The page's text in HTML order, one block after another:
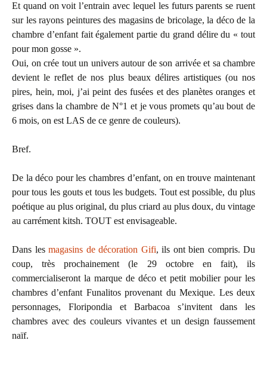
Et quand on voit l’entrain avec lequel les futurs parents se ruent
sur les rayons peintures des magasins de bricolage, la déco de la
chambre d’enfant fait également partie du grand délire du « tout
pour mon gosse ».
Oui, on crée tout un univers autour de son arrivée et sa chambre
devient le reflet de nos plus beaux délires artistiques (ou nos
pires, hein, moi, j’ai peint des fusées et des planètes oranges et
grises dans la chambre de N°1 et je vous promets qu’au bout de
6 mois, on est LAS de ce genre de couleurs).
Bref.
De la déco pour les chambres d’enfant, on en trouve maintenant
pour tous les gouts et tous les budgets. Tout est possible, du plus
poétique au plus original, du plus criard au plus doux, du vintage
au carrément kitsh. TOUT est envisageable.
Dans les magasins de décoration Gifi, ils ont bien compris. Du
coup, très prochainement (le 29 octobre en fait), ils
commercialiseront la marque de déco et petit mobilier pour les
chambres d’enfant Funalitos provenant du Mexique. Les deux
personnages, Floripondia et Barbacoa s’invitent dans les
chambres avec des couleurs vivantes et un design faussement
naïf.